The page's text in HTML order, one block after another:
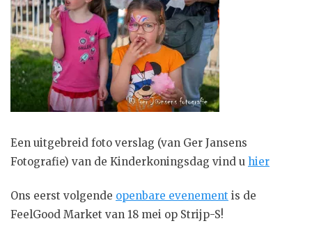
Een uitgebreid foto verslag (van Ger Jansens
Fotografie) van de Kinderkoningsdag vind u hier
Ons eerst volgende openbare evenement is de
FeelGood Market van 18 mei op Strijp-S!